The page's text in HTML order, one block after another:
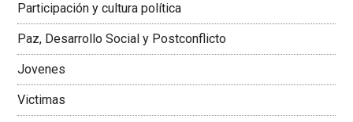
Colombiana
Participación y cultura política
Paz, Desarrollo Social y Postconflicto
Jovenes
Victimas